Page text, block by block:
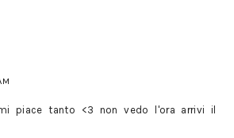
piace tanto <3 non vedo l'ora arrivi il